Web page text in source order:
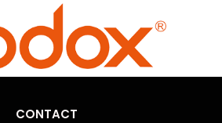
CONTACT